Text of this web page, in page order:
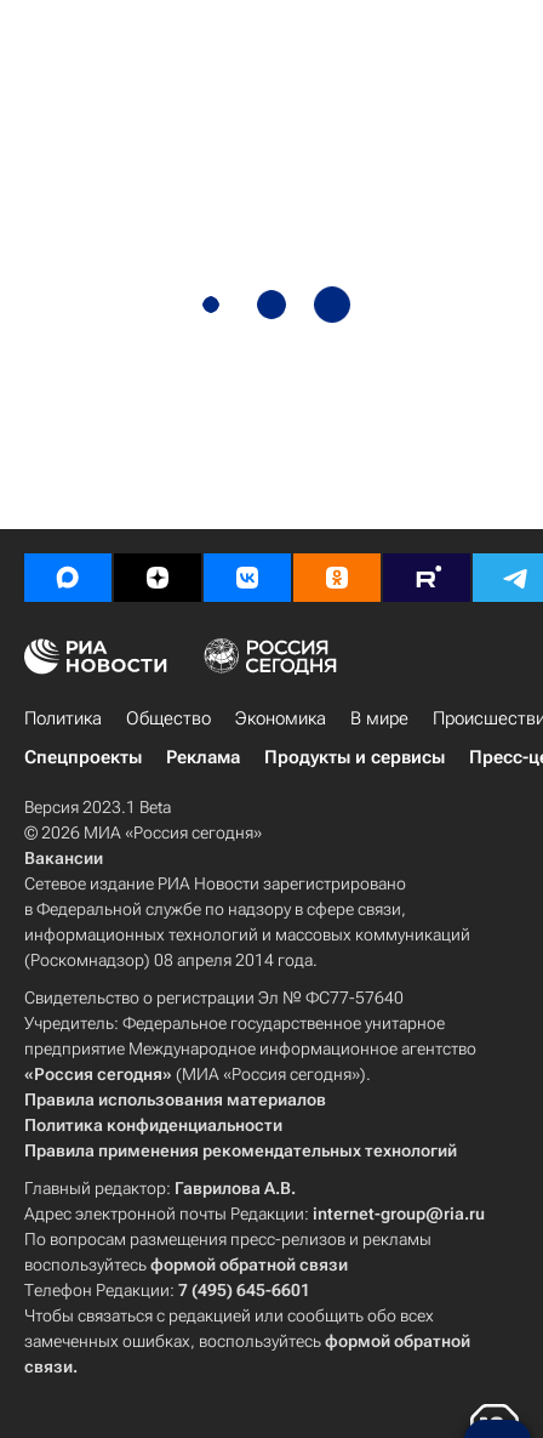
Политика Общество Экономика В мире
Спецпроекты
Реклама Продукты и сервисы Пресс-
Версия 2023.1 Beta
© 2026 МИА «Россия сегодня»
Вакансии
Сетевое издание РИА Новости зарегистрировано
в Федеральной службе по надзору в сфере связи,
информационных технологий и массовых коммуникаций
(Роскомнадзор) 08 апреля 2014 года.
Свидетельство о регистрации Эл № ФС77-57640
Учредитель: Федеральное государственное унитарное
предприятие Международное информационное агентство
«Россия сегодня» (МИА «Россия сегодня»).
Правила использования материалов
Политика конфиденциальности
Правила применения рекомендательных технологий
Главный редактор: Гаврилова А.В.
Адрес электронной почты Редакции: internet-group@ria.ru
По вопросам размещения пресс-релизов и рекламы
воспользуйтесьформой обратной связи
Телефон Редакции: 7 (495) 645-6601
Чтобы связаться с редакцией или сообщить обо всех
замеченных ошибках, воспользуйтесьформой обратной
связи.